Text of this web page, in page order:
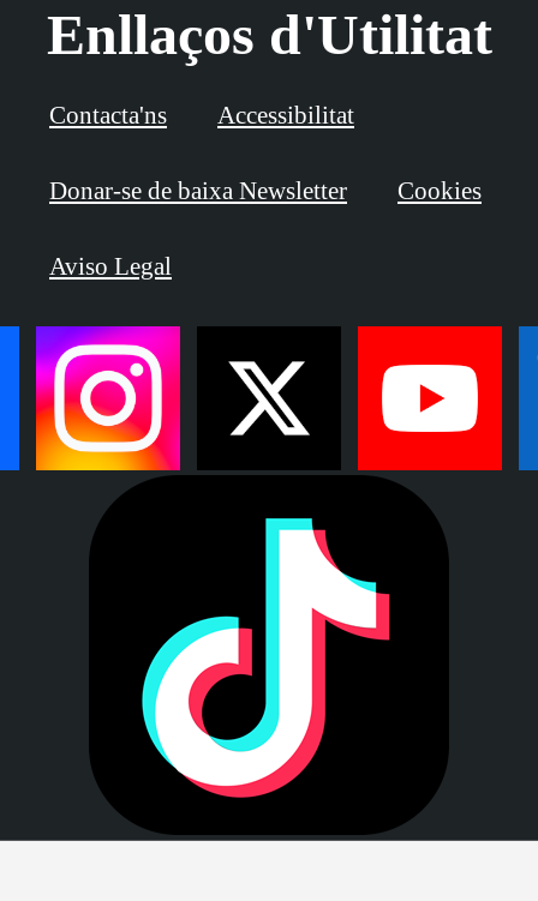
Enllaços d'Utilitat
Contacta'ns Accessibilitat
Donar-se de baixa Newsletter Cookies
Aviso Legal